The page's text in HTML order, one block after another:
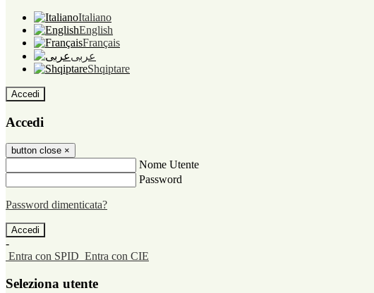
Italiano
English
Français
عربى
Shqiptare
Accedi
Accedi
button close ×
Nome Utente
Password
Password dimenticata?
-
Entra con SPID Entra con CIE
Seleziona utente